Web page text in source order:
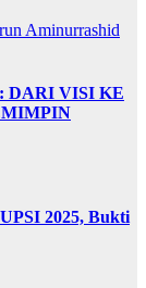
Aminurrashid
DARI VISI KE
2025, Bukti